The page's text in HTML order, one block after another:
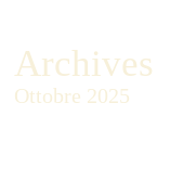
Archives
Ottobre 2025